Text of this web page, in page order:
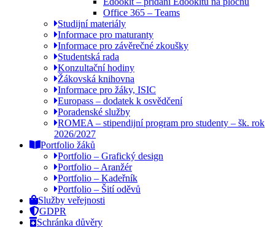
Office 365 – Teams
Studijní materiály
Informace pro maturanty
Informace pro závěrečné zkoušky
Studentská rada
Konzultační hodiny
Žákovská knihovna
Informace pro žáky, ISIC
Europass – dodatek k osvědčení
Poradenské služby
ROMEA – stipendijní program pro studenty – šk. rok
2026/2027
Portfolio žáků
Portfolio – Grafický design
Portfolio – Aranžér
Portfolio – Kadeřník
Portfolio – Šití oděvů
Služby veřejnosti
GDPR
Schránka důvěry